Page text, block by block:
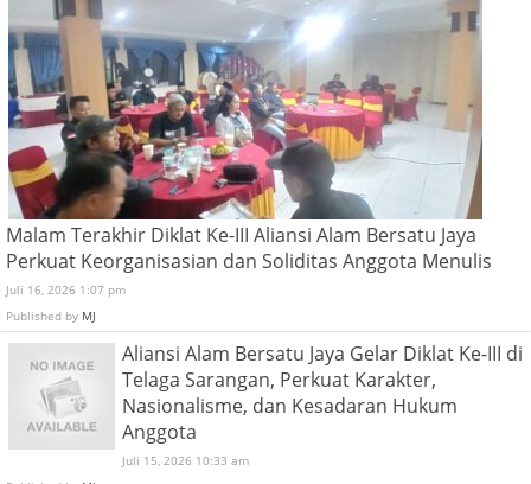
Malam Terakhir Diklat Ke-III Aliansi Alam Bersatu Jaya
Perkuat Keorganisasian dan Soliditas Anggota Menulis
Juli 16, 2026 1:07 pm
Published by MJ
Aliansi Alam Bersatu Jaya Gelar Diklat Ke-III di
Telaga Sarangan, Perkuat Karakter,
Nasionalisme, dan Kesadaran Hukum
Anggota
Juli 15, 2026 10:33 am